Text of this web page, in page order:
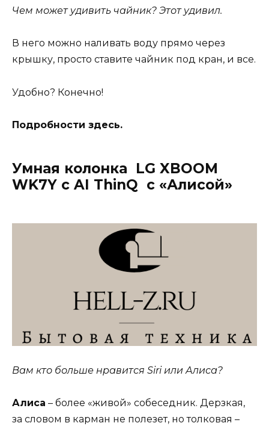
Чем может удивить чайник? Этот удивил.
В него можно наливать воду прямо через
крышку, просто ставите чайник под кран, и все.
Удобно? Конечно!
Подробности здесь.
Умная колонка LG XBOOM
WK7Y с AI ThinQ с «Алисой»
Вам кто больше нравится Siri или Алиса?
Алиса – более «живой» собеседник. Дерзкая,
за словом в карман не полезет, но толковая –